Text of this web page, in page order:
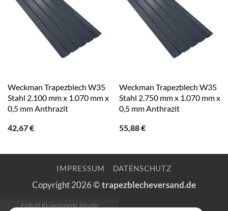
Weckman Trapezblech W35
Stahl 2.100 mm x 1.070 mm x
0,5 mm Anthrazit
42,67€
Weckman Trapezblech W35
Stahl 2.750 mm x 1.070 mm x
0,5 mm Anthrazit
55,88€
IMPRESSUM DATENSCHUTZ
Copyright 2026 ©trapezblecheversand.de